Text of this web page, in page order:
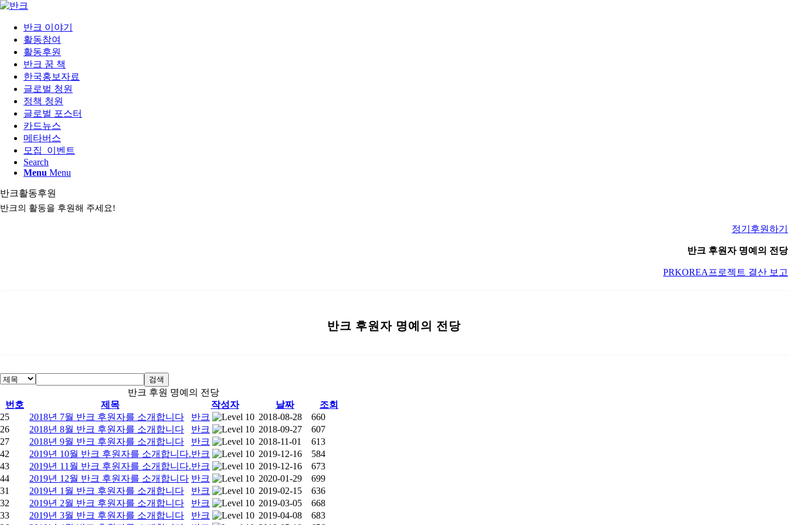
반크 이야기
활동참여
활동후원
반크 꿈 책
한국홍보자료
글로벌 청원
정책 청원
글로벌 포스터
카드뉴스
메타버스
모집_이벤트
Search
Menu Menu
반크활동후원
반크의 활동을 후원해 주세요!
정기후원하기
반크 후원자 명예의 전당
PRKOREA프로젝트 결산 보고
반크 후원자 명예의 전당
검색
반크 후원 명예의 전당
번호
제목 작성자 날짜
조회
25
2018년 7월 반크 후원자를 소개합니다 반크 2018-08-28
660
26
2018년 8월 반크 후원자를 소개합니다 반크 2018-09-27
607
27
2018년 9월 반크 후원자를 소개합니다 반크 2018-11-01
613
42
2019년 10월 반크 후원자를 소개합니다.반크 2019-12-16
584
43
2019년 11월 반크 후원자를 소개합니다.반크 2019-12-16
673
44
2019년 12월 반크 후원자를 소개합니다 반크 2020-01-29
699
31
2019년 1월 반크 후원자를 소개합니다 반크 2019-02-15
636
32
2019년 2월 반크 후원자를 소개합니다 반크 2019-03-05
668
33
2019년 3월 반크 후원자를 소개합니다 반크 2019-04-08
683